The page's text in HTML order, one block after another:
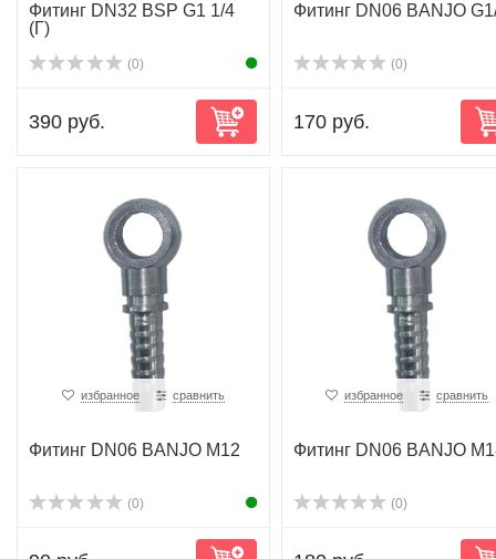
Фитинг DN32 BSP G1 1/4
(Г)
(0)
390 руб.
Фитинг DN06 BANJO
(0)
170 руб.
избранное сравнить
Фитинг DN06 BANJO M12
(0)
избранное сравнить
Фитинг DN06 BANJO
(0)